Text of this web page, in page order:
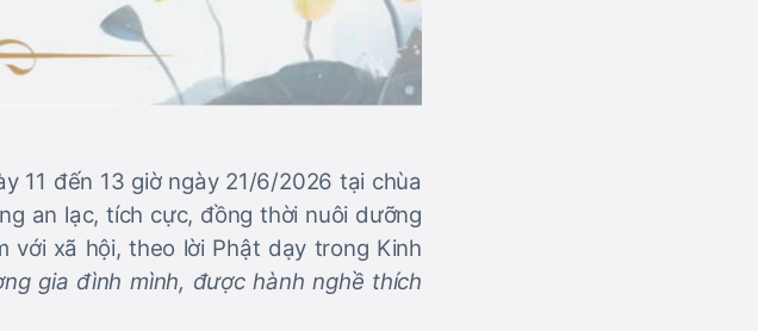
11 đến 13 giờ ngày 21/6/2026 tại chùa
an lạc, tích cực, đồng thời nuôi dưỡng
xã hội, theo lời Phật dạy trong Kinh
gia đình mình, được hành nghề thích